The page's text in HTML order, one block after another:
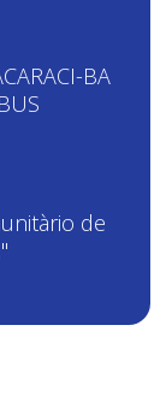
BA
de